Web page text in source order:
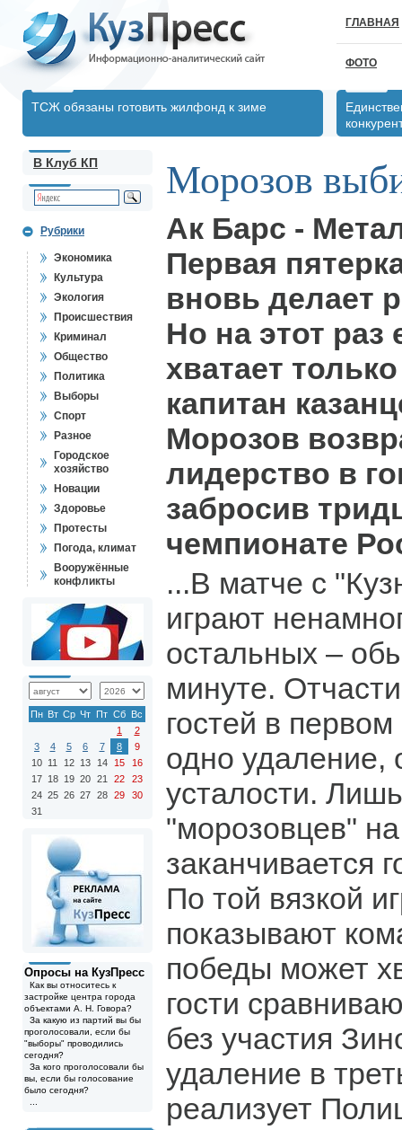
ГЛАВНАЯ
ФОТО
ТСЖ обязаны готовить жилфонд к зиме
В Клуб КП
Рубрики
Экономика
Культура
Экология
Происшествия
Криминал
Общество
Политика
Выборы
Спорт
Разное
Городское
хозяйство
Новации
Здоровье
Протесты
Погода, климат
Вооружённые
конфликты
Пн Вт Ср Чт Пт Сб Вс
1
2
3
4 5 6 7 8
9
10 11 12 13 14 15
16
17 18 19 20 21 22
23
24 25 26 27 28 29
30
31
Опросы на КузПресс
Как вы относитесь к
застройке центра города
объектами А. Н. Говора?
За какую из партий вы бы
проголосовали, если бы
"выборы" проводились
сегодня?
За кого проголосовали бы
вы, если бы голосование
было сегодня?
Морозов
Ак Барс -
Первая
вновь делает
Но на этот раз
хватает
капитан
Морозов
лидерство в
забросив
чемпионате
...В матче с
играют
остальных –
минуте.
гостей в
одно удаление,
усталости.
"морозовцев"
заканчивается
По той вязкой
показывают
победы может
гости
без участия
удаление в
реализует